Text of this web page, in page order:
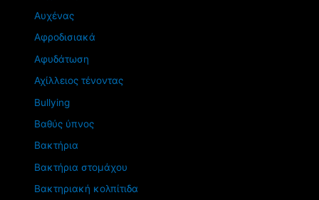
Αυχένας
Αφροδισιακά
Αφυδάτωση
Αχίλλειος τένοντας
Βullying
Βαθύς ύπνος
Βακτήρια
Βακτήρια στομάχου
Βακτηριακή κολπίτιδα